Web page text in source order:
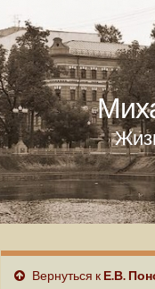
Вернуться к Е.В.